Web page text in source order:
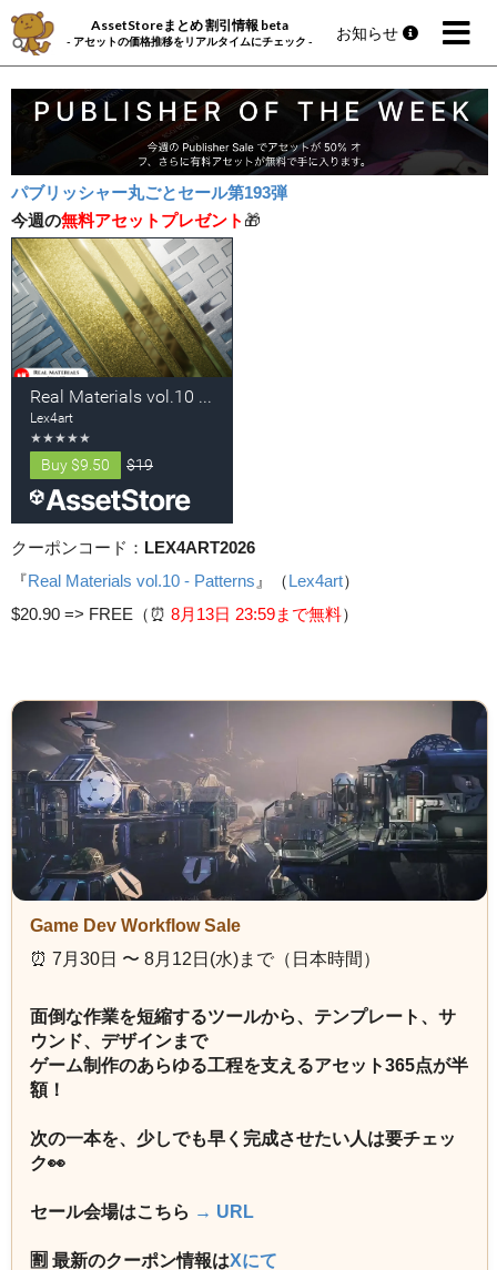
AssetStoreまとめ 割引情報 beta
- アセットの価格推移をリアルタイムにチェック - お知らせ
パブリッシャー丸ごとセール第193弾
今週の無料アセットプレゼント 🎁
クーポンコード： LEX4ART2026
『Real Materials vol.10 - Patterns 』（Lex4art）
$20.90 => FREE（⏰️ 8月13日 23:59まで無料）
Game Dev Workflow Sale
⏰️ 7月30日 〜 8月12日(水)まで（日本時間）
面倒な作業を短縮するツールから、テンプレート、サ
ウンド、デザインまで
ゲーム制作のあらゆる工程を支えるアセット365点が半
額！
次の一本を、少しでも早く完成させたい人は要チェッ
ク👀
セール会場はこちら → URL
🈹 最新のクーポン情報はXにて